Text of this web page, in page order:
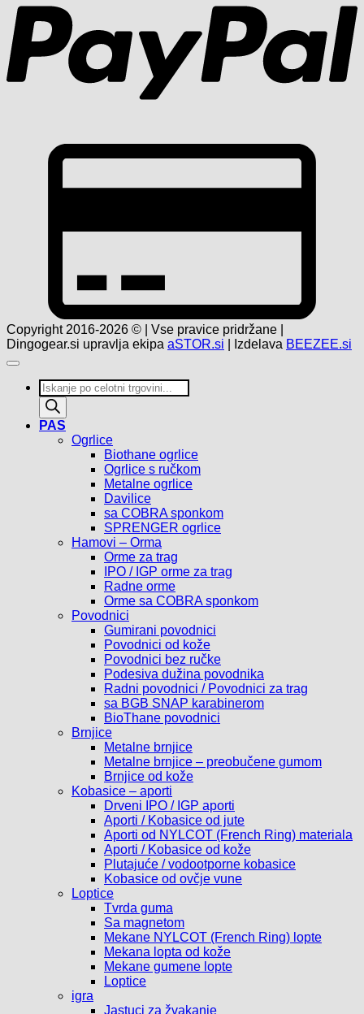
Copyright 2016-2026 © | Vse pravice pridržane |
Dingogear.si upravlja ekipa aSTOR.si | Izdelava BEEZEE.si
Products
search
PAS
Ogrlice
Biothane ogrlice
Ogrlice s ručkom
Metalne ogrlice
Davilice
sa COBRA sponkom
SPRENGER ogrlice
Hamovi – Orma
Orme za trag
IPO / IGP orme za trag
Radne orme
Orme sa COBRA sponkom
Povodnici
Gumirani povodnici
Povodnici od kože
Povodnici bez ručke
Podesiva dužina povodnika
Radni povodnici / Povodnici za trag
sa BGB SNAP karabinerom
BioThane povodnici
Brnjice
Metalne brnjice
Metalne brnjice – preobučene gumom
Brnjice od kože
Kobasice – aporti
Drveni IPO / IGP aporti
Aporti / Kobasice od jute
Aporti od NYLCOT (French Ring) materiala
Aporti / Kobasice od kože
Plutajuće / vodootporne kobasice
Kobasice od ovčje vune
Loptice
Tvrda guma
Sa magnetom
Mekane NYLCOT (French Ring) lopte
Mekana lopta od kože
Mekane gumene lopte
Loptice
igra
Jastuci za žvakanje